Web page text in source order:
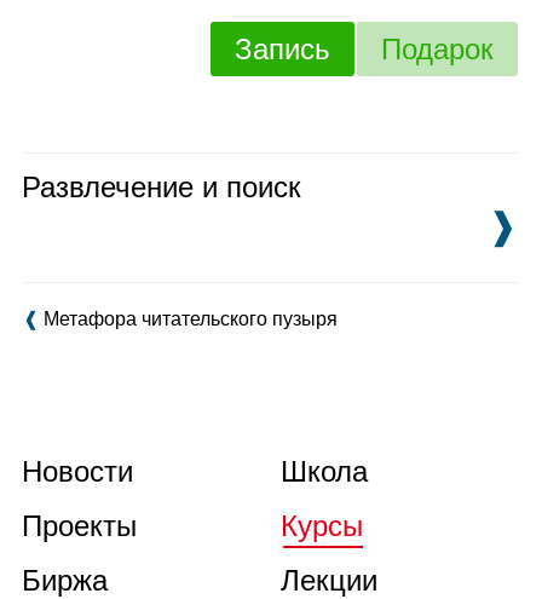
Запись Подарок
❰ Метафора читательского пузыря
Развлечение и поиск
❱
Новости
Проекты
Биржа
Школа
Курсы
Лекции